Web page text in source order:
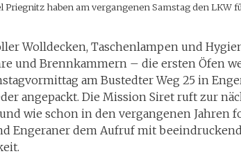
haben am vergangenen Samstag den LKW
Wolldecken, Taschenlampen und
und Brennkammern – die ersten Öfen
am Bustedter Weg 25 in
angepackt. Die Mission Siret ruft zur
wie schon in den vergangenen Jahren
Engeraner dem Aufruf mit